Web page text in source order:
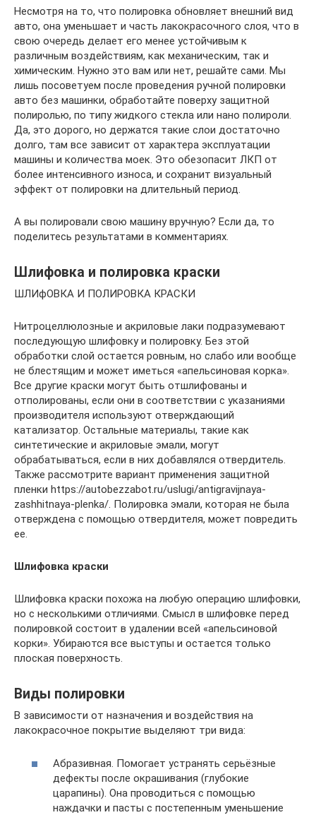
Несмотря на то, что полировка обновляет внешний вид
авто, она уменьшает и часть лакокрасочного слоя, что в
свою очередь делает его менее устойчивым к
различным воздействиям, как механическим, так и
химическим. Нужно это вам или нет, решайте сами. Мы
лишь посоветуем после проведения ручной полировки
авто без машинки, обработайте поверху защитной
полиролью, по типу жидкого стекла или нано полироли.
Да, это дорого, но держатся такие слои достаточно
долго, там все зависит от характера эксплуатации
машины и количества моек. Это обезопасит ЛКП от
более интенсивного износа, и сохранит визуальный
эффект от полировки на длительный период.
А вы полировали свою машину вручную? Если да, то
поделитесь результатами в комментариях.
Шлифовка и полировка краски
ШЛИфОВКА И ПОЛИРОВКА КРАСКИ
Нитроцеллюлозные и акриловые лаки подразумевают
последующую шлифовку и полировку. Без этой
обработки слой остается ровным, но слабо или вообще
не блестящим и может иметься «апельсиновая корка».
Все другие краски могут быть отшлифованы и
отполированы, если они в соответствии с указаниями
производителя используют отверждающий
катализатор. Остальные материалы, такие как
синтетические и акриловые эмали, могут
обрабатываться, если в них добавлялся отвердитель.
Также рассмотрите вариант применения защитной
пленки https://autobezzabot.ru/uslugi/antigravijnaya-
zashhitnaya-plenka/. Полировка эмали, которая не была
отверждена с помощью отвердителя, может повредить
ее.
Шлифовка краски
Шлифовка краски похожа на любую операцию шлифовки,
но с несколькими отличиями. Смысл в шлифовке перед
полировкой состоит в удалении всей «апельсиновой
корки». Убираются все выступы и остается только
плоская поверхность.
Виды полировки
В зависимости от назначения и воздействия на
лакокрасочное покрытие выделяют три вида:
Абразивная. Помогает устранять серьёзные
дефекты после окрашивания (глубокие
царапины). Она проводиться с помощью
наждачки и пасты с постепенным уменьшение